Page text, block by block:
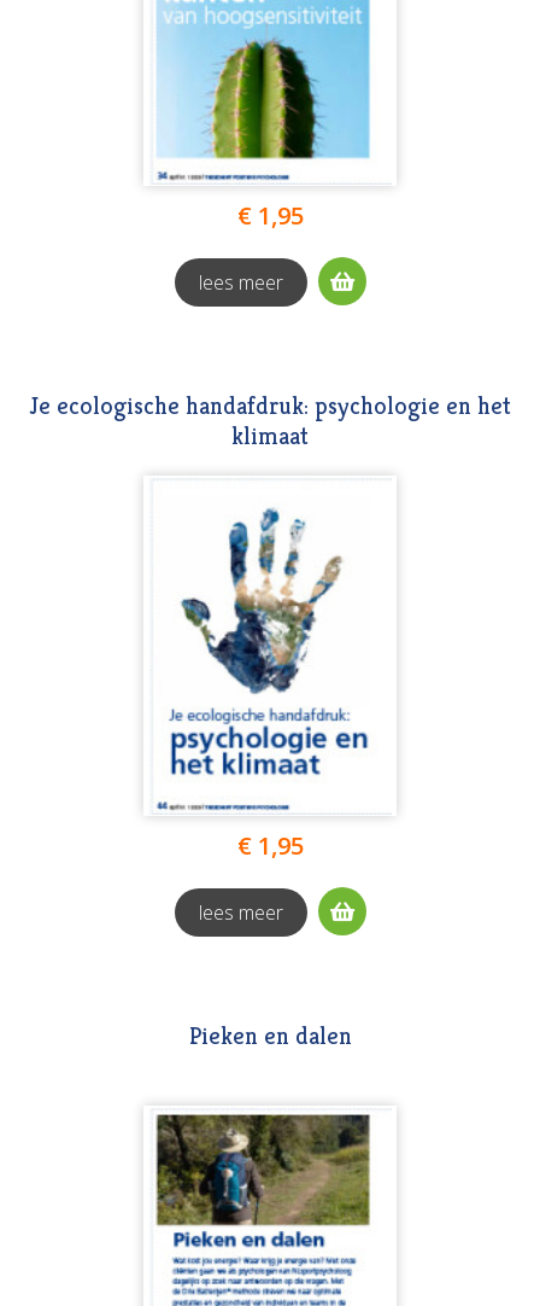
€ 1,95
lees meer
Je ecologische handafdruk: psychologie en het
klimaat
€ 1,95
lees meer
Pieken en dalen